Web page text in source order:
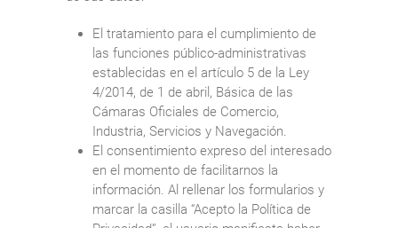
El tratamiento para el cumplimiento de
las funciones público-administrativas
establecidas en el artículo 5 de la Ley
4/2014, de 1 de abril, Básica de las
Cámaras Oficiales de Comercio,
Industria, Servicios y Navegación.
El consentimiento expreso del interesado
en el momento de facilitarnos la
información. Al rellenar los formularios y
marcar la casilla “Acepto la Política de